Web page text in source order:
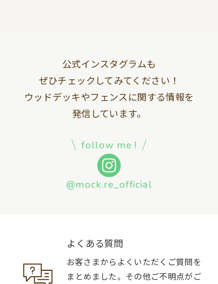
公式インスタグラムも
ぜひチェックしてみてください！
ウッドデッキやフェンスに関する情報を
発信しています。
follow me !
@mock.re_official
よくある質問
お客さまからよくいただくご質問を
まとめました。その他ご不明点がご